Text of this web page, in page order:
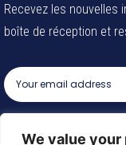
We value your
Recevez les nouvelles
boîte de réception et